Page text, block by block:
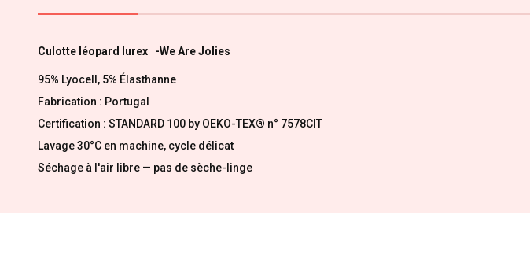
Culotte léopard lurex -We Are Jolies
95% Lyocell, 5% Élasthanne
Fabrication : Portugal
Certification : STANDARD 100 by OEKO-TEX® n° 7578CIT
Lavage 30°C en machine, cycle délicat
Séchage à l'air libre — pas de sèche-linge